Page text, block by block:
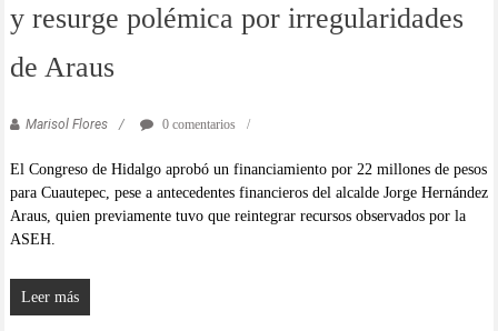
y resurge polémica por irregularidades
de Araus
Marisol Flores 0 comentarios
El Congreso de Hidalgo aprobó un financiamiento por 22 millones de pesos
para Cuautepec, pese a antecedentes financieros del alcalde Jorge Hernández
Araus, quien previamente tuvo que reintegrar recursos observados por la
ASEH.
Leer más